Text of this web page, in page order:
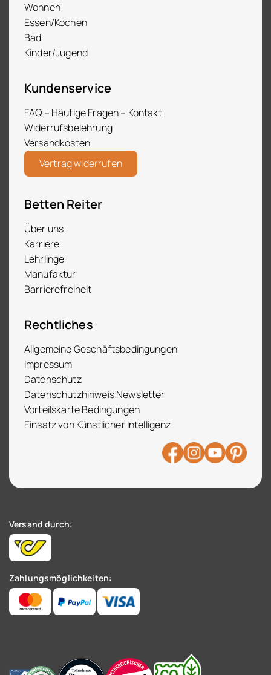
Wohnen
Essen/Kochen
Bad
Kinder/Jugend
Kundenservice
FAQ – Häufige Fragen – Kontakt
Widerrufsbelehrung
Versandkosten
Vertrag widerrufen
Betten Reiter
Über uns
Karriere
Lehrlinge
Manufaktur
Barrierefreiheit
Rechtliches
Allgemeine Geschäftsbedingungen
Impressum
Datenschutz
Datenschutzhinweis Newsletter
Vorteilskarte Bedingungen
Einsatz von Künstlicher Intelligenz
Versand durch:
Zahlungsmöglichkeiten: